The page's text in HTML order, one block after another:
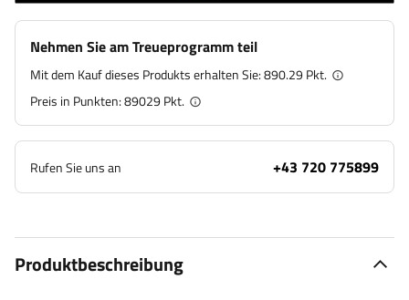
Nehmen Sie am Treueprogramm teil
Mit dem Kauf dieses Produkts erhalten Sie:890.29 Pkt.
Preis in Punkten:89029Pkt.
Rufen Sie uns an +43 720 775899
Produktbeschreibung